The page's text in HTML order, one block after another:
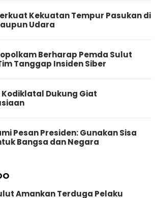
Kekuatan Tempur Pasukan di
Udara
Berharap Pemda Sulut
Tanggap Insiden Siber
Kodiklatal Dukung Giat
Pesan Presiden: Gunakan Sisa
Bangsa dan Negara
Amankan Terduga Pelaku